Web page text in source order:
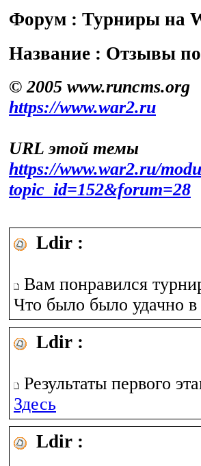
Форум : Турниры на
Название : Отзывы
© 2005 www.runcms.org
https://www.war2.ru
URL этой темы
https://www.war2.ru/
topic_id=152&forum=28
Ldir :
Вам понравился
Что было было удачно в
Ldir :
Результаты первого
Здесь
Ldir :